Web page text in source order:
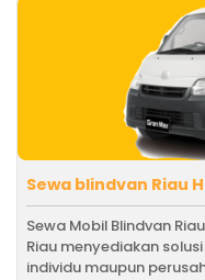
Sewa blindvan Riau
Sewa Mobil Blindvan
Riau menyediakan
individu maupun